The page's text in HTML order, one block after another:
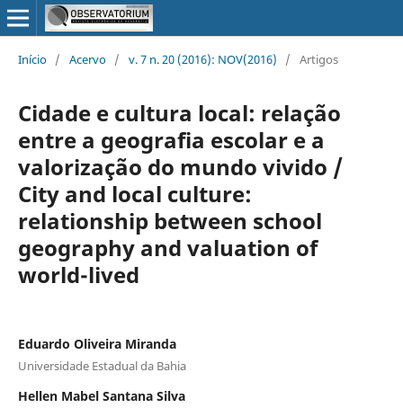
Início / Acervo / v. 7 n. 20 (2016): NOV(2016) / Artigos
Cidade e cultura local: relação
entre a geografia escolar e a
valorização do mundo vivido /
City and local culture:
relationship between school
geography and valuation of
world-lived
Eduardo Oliveira Miranda
Universidade Estadual da Bahia
Hellen Mabel Santana Silva